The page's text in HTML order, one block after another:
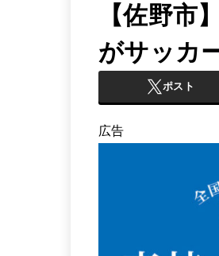
【佐野市
がサッカ
ポスト
広告